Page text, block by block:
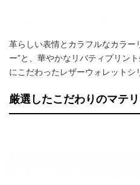
革らしい表情とカラフルなカラー
ー”と、華やかなリバティプリン
にこだわったレザーウォレットシ
厳選したこだわりのマテ